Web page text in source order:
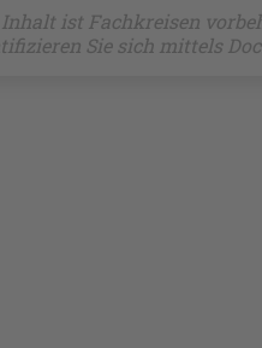
ist Fachkreisen
Sie sich mittels